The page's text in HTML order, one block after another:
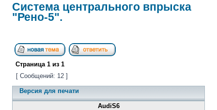
Система центрального впрыска
"Рено-5".
Страница 1 из 1
[ Сообщений: 12 ]
Версия для печати
AudiS6